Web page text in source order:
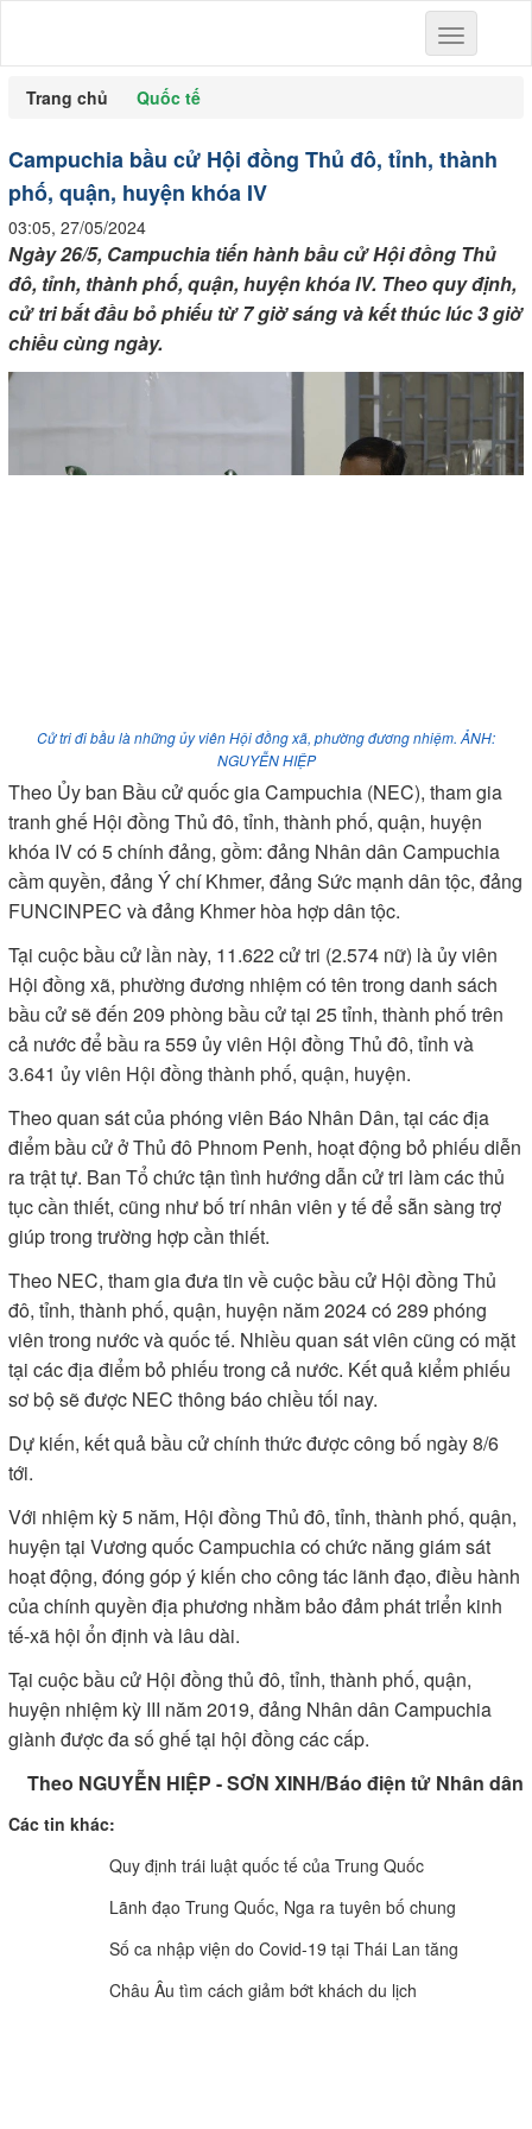
Toggle
navigation
Trang chủ
Quốc tế
Campuchia bầu cử Hội đồng Thủ đô, tỉnh, thành
phố, quận, huyện khóa IV
03:05, 27/05/2024
Ngày 26/5, Campuchia tiến hành bầu cử Hội đồng Thủ
đô, tỉnh, thành phố, quận, huyện khóa IV. Theo quy định,
cử tri bắt đầu bỏ phiếu từ 7 giờ sáng và kết thúc lúc 3 giờ
chiều cùng ngày.
Cử tri đi bầu là những ủy viên Hội đồng xã, phường đương nhiệm. ẢNH:
NGUYỄN HIỆP
Theo Ủy ban Bầu cử quốc gia Campuchia (NEC), tham gia
tranh ghế Hội đồng Thủ đô, tỉnh, thành phố, quận, huyện
khóa IV có 5 chính đảng, gồm: đảng Nhân dân Campuchia
cầm quyền, đảng Ý chí Khmer, đảng Sức mạnh dân tộc, đảng
FUNCINPEC và đảng Khmer hòa hợp dân tộc.
Tại cuộc bầu cử lần này, 11.622 cử tri (2.574 nữ) là ủy viên
Hội đồng xã, phường đương nhiệm có tên trong danh sách
bầu cử sẽ đến 209 phòng bầu cử tại 25 tỉnh, thành phố trên
cả nước để bầu ra 559 ủy viên Hội đồng Thủ đô, tỉnh và
3.641 ủy viên Hội đồng thành phố, quận, huyện.
Theo quan sát của phóng viên Báo Nhân Dân, tại các địa
điểm bầu cử ở Thủ đô Phnom Penh, hoạt động bỏ phiếu diễn
ra trật tự. Ban Tổ chức tận tình hướng dẫn cử tri làm các thủ
tục cần thiết, cũng như bố trí nhân viên y tế để sẵn sàng trợ
giúp trong trường hợp cần thiết.
Theo NEC, tham gia đưa tin về cuộc bầu cử Hội đồng Thủ
đô, tỉnh, thành phố, quận, huyện năm 2024 có 289 phóng
viên trong nước và quốc tế. Nhiều quan sát viên cũng có mặt
tại các địa điểm bỏ phiếu trong cả nước. Kết quả kiểm phiếu
sơ bộ sẽ được NEC thông báo chiều tối nay.
Dự kiến, kết quả bầu cử chính thức được công bố ngày 8/6
tới.
Với nhiệm kỳ 5 năm, Hội đồng Thủ đô, tỉnh, thành phố, quận,
huyện tại Vương quốc Campuchia có chức năng giám sát
hoạt động, đóng góp ý kiến cho công tác lãnh đạo, điều hành
của chính quyền địa phương nhằm bảo đảm phát triển kinh
tế-xã hội ổn định và lâu dài.
Tại cuộc bầu cử Hội đồng thủ đô, tỉnh, thành phố, quận,
huyện nhiệm kỳ III năm 2019, đảng Nhân dân Campuchia
giành được đa số ghế tại hội đồng các cấp.
Theo NGUYỄN HIỆP - SƠN XINH/Báo điện tử Nhân dân
Các tin khác:
Quy định trái luật quốc tế của Trung Quốc
Lãnh đạo Trung Quốc, Nga ra tuyên bố chung
Số ca nhập viện do Covid-19 tại Thái Lan tăng
Châu Âu tìm cách giảm bớt khách du lịch